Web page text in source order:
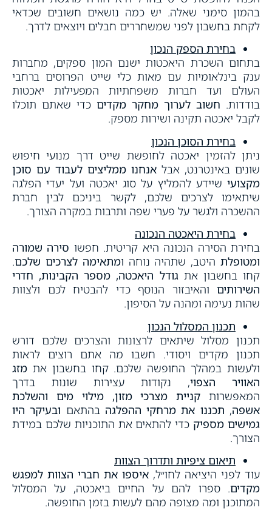
בהמון סימני שאלה. יש כמה נושאים חשובים שכדאי
לקחת בחשבון לפני שמשחררים חבלים ויוצאים לדרך.
בחירת הספק הנכון
בתחום השכרת היאכטות ישנם המון ספקים, מחברות
ענק בינלאומיות עם מאות כלי שייט הפרוסים ברחבי
העולם ועד חברות משפחתיות המפעילות יאכטות
בודדות. חשוב לערוך מחקר מקדים כדי שאתם תוכלו
לקבל יאכטה תקינה ושירות מספק.
בחירת הסוכן הנכון
ניתן להזמין יאכטה לחופשת שייט דרך מנועי חיפוש
שונים באינטרנט, אבל אנחנו ממליצים לעבוד עם סוכן
מקצועי שיידע להמליץ על סוג יאכטה ועל יעדי הפלגה
שיתאימו לצרכים שלכם, לקשר ביניכם לבין חברת
ההשכרה ולגשר על פערי שפה ותרבות במקרה הצורך.
בחירת היאכטה הנכונה
בחירת הסירה הנכונה היא קריטית. חפשו סירה שמורה
ומטופלתהיטב, שתהיה נוחה ומתאימה לצרכים שלכם.
קחו בחשבון אתגודל היאכטה, מספר הקבינות, חדרי
השירותים והאיבזור הנוסף כדי להבטיח לכם ולצוות
שהות נעימה ומהנה על הסיפון.
תכנון המסלול הנכון
תכנון מסלול שיתאים לרצונות והצרכים שלכם דורש
תכנון מקדים ויסודי. חשבו מה אתם רוצים לראות
ולעשות במהלך החופשה שלכם. קחו בחשבון את מזג
האוויר הצפוי, נקודות עצירות שונות בדרך
המאפשרות קניית מצרכי מזון, מילוי מים והשלכת
אשפה, תכננו את מרחקי ההפלגה בהתאם ובעיקר היו
גמישים מספיק כדי להתאים את התוכניות שלכם במידת
הצורך.
תיאום ציפיות ותדרוך הצוות
עוד לפני היציאה לחו״ל, איספו את חברי הצוות למפגש
מקדים. ספרו להם על החיים ביאכטה, על המסלול
המתוכנן ומה מצופה מהם לעשות בזמן החופשה.